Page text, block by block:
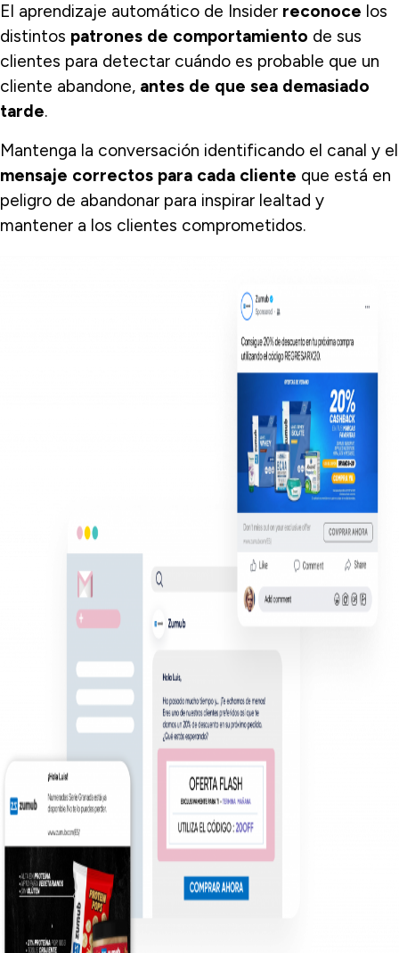
El aprendizaje automático de Insider reconoce los
distintos patrones de comportamiento de sus
clientes para detectar cuándo es probable que un
cliente abandone, antes de que sea demasiado
tarde.
Mantenga la conversación identificando el canal y el
mensaje correctos para cada cliente que está en
peligro de abandonar para inspirar lealtad y
mantener a los clientes comprometidos.